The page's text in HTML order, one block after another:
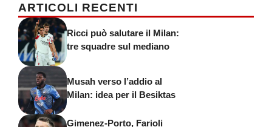
ARTICOLI RECENTI
Ricci può salutare il Milan:
tre squadre sul mediano
Musah verso l’addio al
Milan: idea per il Besiktas
Gimenez-Porto, Farioli